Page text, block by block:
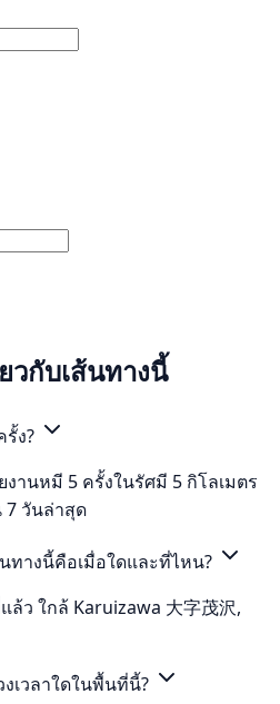
วกับเส้นทางนี้
ง?
านหมี 5 ครั้งในรัศมี 5 กิโลเมตร
7 วันล่าสุด
ทางนี้คือเมื่อใดและที่ไหน?
ว ใกล้ Karuizawa 大字茂沢,
เวลาใดในพื้นที่นี้?